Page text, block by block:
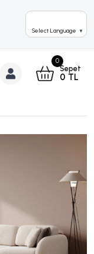
Select Language ▼
0
Sepet
0 TL